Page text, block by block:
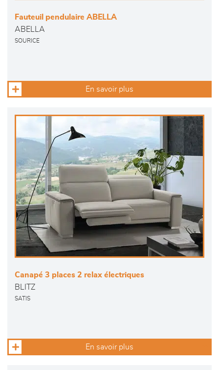
Fauteuil pendulaire ABELLA
ABELLA
SOURICE
En savoir plus
Canapé 3 places 2 relax électriques
BLITZ
SATIS
En savoir plus